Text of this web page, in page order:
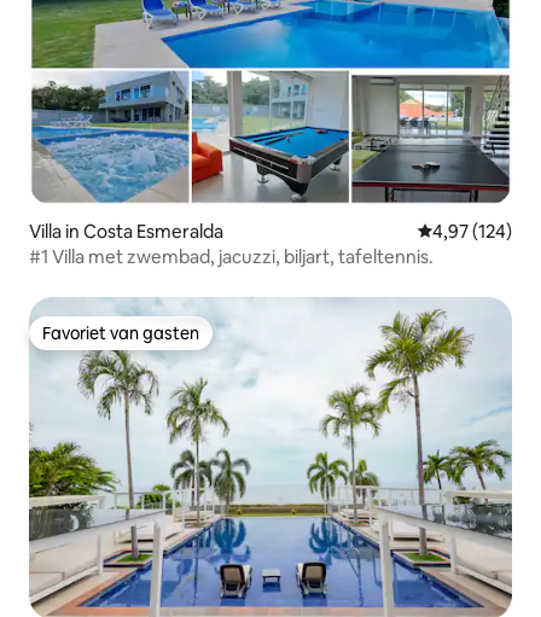
Villa in Costa Esmeralda Gemiddelde
4,97 (124)
#1 Villa met zwembad, jacuzzi, biljart, tafeltennis.
Favoriet van gasten
Favoriet van gasten